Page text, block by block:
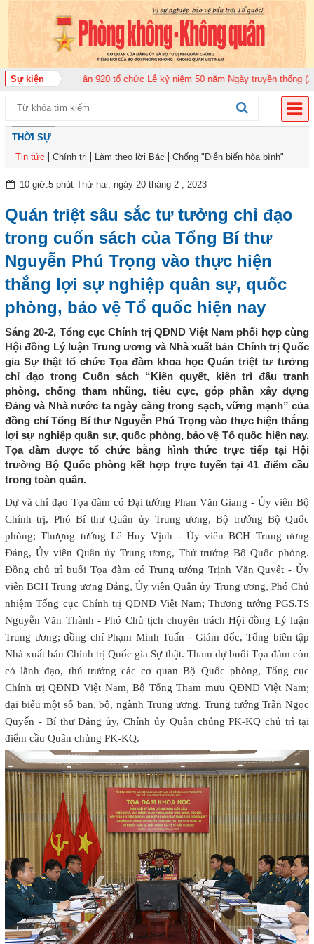
Sự kiện
Không quân 920 tổ chức Lễ kỷ niệm 50 năm Ngày truyền thống (12-11-
THỜI SỰ
Tin tức
Chính trị Làm theo lời Bác Chống "Diễn biến hòa bình"
10 giờ:5 phút Thứ hai, ngày 20 tháng 2 , 2023
Quán triệt sâu sắc tư tưởng chỉ đạo
trong cuốn sách của Tổng Bí thư
Nguyễn Phú Trọng vào thực hiện
thắng lợi sự nghiệp quân sự, quốc
phòng, bảo vệ Tổ quốc hiện nay
Sáng 20-2, Tổng cục Chính trị QĐND Việt Nam phối hợp cùng
Hội đồng Lý luận Trung ương và Nhà xuất bản Chính trị Quốc
gia Sự thật tổ chức Tọa đàm khoa học Quán triệt tư tưởng
chỉ đạo trong Cuốn sách “Kiên quyết, kiên trì đấu tranh
phòng, chống tham nhũng, tiêu cực, góp phần xây dựng
Đảng và Nhà nước ta ngày càng trong sạch, vững mạnh” của
đồng chí Tổng Bí thư Nguyễn Phú Trọng vào thực hiện thắng
lợi sự nghiệp quân sự, quốc phòng, bảo vệ Tổ quốc hiện nay.
Tọa đàm được tổ chức bằng hình thức trực tiếp tại Hội
trường Bộ Quốc phòng kết hợp trực tuyến tại 41 điểm cầu
trong toàn quân.
Dự và chỉ đạo Tọa đàm có Đại tướng Phan Văn Giang - Ủy viên Bộ
Chính trị, Phó Bí thư Quân ủy Trung ương, Bộ trưởng Bộ Quốc
phòng; Thượng tướng Lê Huy Vịnh - Ủy viên BCH Trung ương
Đảng, Ủy viên Quân ủy Trung ương, Thứ trưởng Bộ Quốc phòng.
Đồng chủ trì buổi Tọa đàm có Trung tướng Trịnh Văn Quyết - Ủy
viên BCH Trung ương Đảng, Ủy viên Quân ủy Trung ương, Phó Chủ
nhiệm Tổng cục Chính trị QĐND Việt Nam; Thượng tướng PGS.TS
Nguyễn Văn Thành - Phó Chủ tịch chuyên trách Hội đồng Lý luận
Trung ương; đồng chí Phạm Minh Tuấn - Giám đốc, Tổng biên tập
Nhà xuất bản Chính trị Quốc gia Sự thật. Tham dự buổi Tọa đàm còn
có lãnh đạo, thủ trưởng các cơ quan Bộ Quốc phòng, Tổng cục
Chính trị QĐND Việt Nam, Bộ Tổng Tham mưu QĐND Việt Nam;
đại biểu một số ban, bộ, ngành Trung ương. Trung tướng Trần Ngọc
Quyến - Bí thư Đảng ủy, Chính ủy Quân chủng PK-KQ chủ trì tại
điểm cầu Quân chủng PK-KQ.